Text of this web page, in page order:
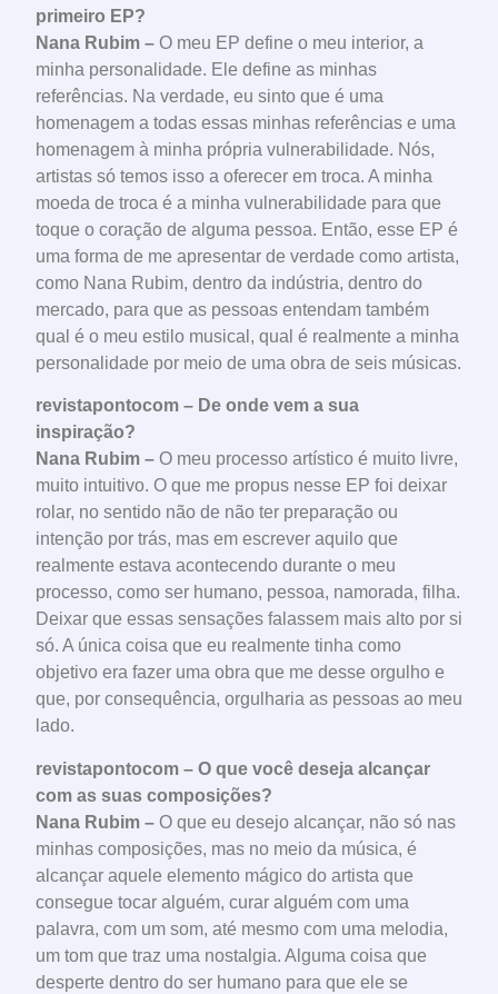
primeiro EP?
Nana Rubim – O meu EP define o meu interior, a
minha personalidade. Ele define as minhas
referências. Na verdade, eu sinto que é uma
homenagem a todas essas minhas referências e uma
homenagem à minha própria vulnerabilidade. Nós,
artistas só temos isso a oferecer em troca. A minha
moeda de troca é a minha vulnerabilidade para que
toque o coração de alguma pessoa. Então, esse EP é
uma forma de me apresentar de verdade como artista,
como Nana Rubim, dentro da indústria, dentro do
mercado, para que as pessoas entendam também
qual é o meu estilo musical, qual é realmente a minha
personalidade por meio de uma obra de seis músicas.
revistapontocom – De onde vem a sua
inspiração?
Nana Rubim – O meu processo artístico é muito livre,
muito intuitivo. O que me propus nesse EP foi deixar
rolar, no sentido não de não ter preparação ou
intenção por trás, mas em escrever aquilo que
realmente estava acontecendo durante o meu
processo, como ser humano, pessoa, namorada, filha.
Deixar que essas sensações falassem mais alto por si
só. A única coisa que eu realmente tinha como
objetivo era fazer uma obra que me desse orgulho e
que, por consequência, orgulharia as pessoas ao meu
lado.
revistapontocom – O que você deseja alcançar
com as suas composições?
Nana Rubim – O que eu desejo alcançar, não só nas
minhas composições, mas no meio da música, é
alcançar aquele elemento mágico do artista que
consegue tocar alguém, curar alguém com uma
palavra, com um som, até mesmo com uma melodia,
um tom que traz uma nostalgia. Alguma coisa que
desperte dentro do ser humano para que ele se